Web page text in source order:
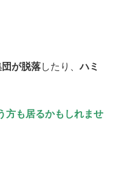
が脱落したり、ハミ
方も居るかもしれませ